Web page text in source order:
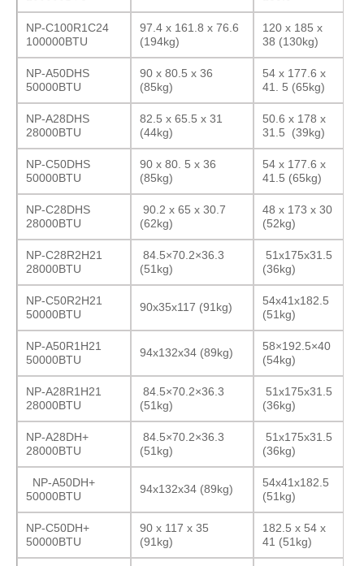
NP-C100R1C24
100000BTU
97.4 x 161.8 x 76.6
(194kg)
120 x 185 x
38 (130kg)
NP-A50DHS
50000BTU
90 x 80.5 x 36
(85kg)
54 x 177.6 x
41. 5 (65kg)
NP-A28DHS
28000BTU
82.5 x 65.5 x 31
(44kg)
50.6 x 178 x
31.5 (39kg)
NP-C50DHS
50000BTU
90 x 80. 5 x 36
(85kg)
54 x 177.6 x
41.5 (65kg)
NP-C28DHS
28000BTU
90.2 x 65 x 30.7
(62kg)
48 x 173 x 30
(52kg)
NP-C28R2H21
28000BTU
84.5×70.2×36.3
(51kg)
51x175x31.5
(36kg)
NP-C50R2H21
50000BTU
90x35x117 (91kg)
54x41x182.5
(51kg)
NP-A50R1H21
50000BTU
94x132x34 (89kg)
58×192.5×40
(54kg)
NP-A28R1H21
28000BTU
84.5×70.2×36.3
(51kg)
51x175x31.5
(36kg)
NP-A28DH+
28000BTU
84.5×70.2×36.3
(51kg)
51x175x31.5
(36kg)
NP-A50DH+
50000BTU
94x132x34 (89kg)
54x41x182.5
(51kg)
NP-C50DH+
50000BTU
90 x 117 x 35
(91kg)
182.5 x 54 x
41 (51kg)